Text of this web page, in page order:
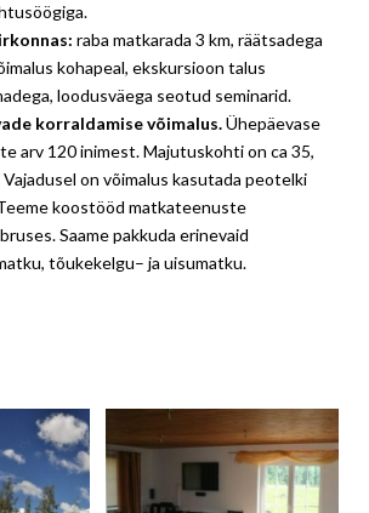
raba matkarada 3 km, räätsadega
kohapeal, ekskursioon talus
loodusväega seotud seminarid.
korraldamise võimalus.Ühepäevase
arv 120 inimest. Majutuskohti on ca 35,
on võimalus kasutada peotelki
koostööd matkateenuste
Saame pakkuda erinevaid
tõukekelgu– ja uisumatku.